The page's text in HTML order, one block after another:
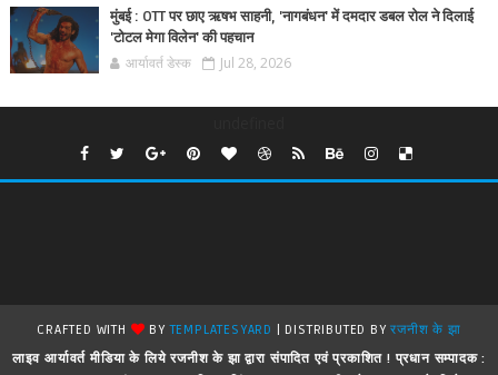
मुंबई : OTT पर छाए ऋषभ साहनी, 'नागबंधन' में दमदार डबल रोल ने दिलाई
'टोटल मेगा विलेन' की पहचान
आर्यावर्त डेस्क Jul 28, 2026
CRAFTED WITH BYTEMPLATESYARD | DISTRIBUTED BYरजनीश के झा
लाइव आर्यावर्त मीडिया के लिये रजनीश के झा द्वारा संपादित एवं प्रकाशित ! प्रधान सम्पादक :